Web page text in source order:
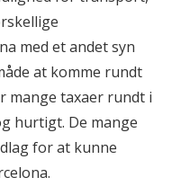
med et andet syn
at komme rundt
mange taxaer rundt i
hurtigt. De mange
for at kunne